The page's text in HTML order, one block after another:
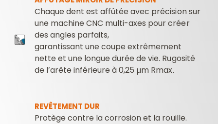
Chaque dent est affûtée avec précision sur
une machine CNC multi-axes pour créer
des angles parfaits,
garantissant une coupe extrêmement
nette et une longue durée de vie. Rugosité
de l’arête inférieure à 0,25 µm Rmax.
REVÊTEMENT DUR
Protège contre la corrosion et la rouille.